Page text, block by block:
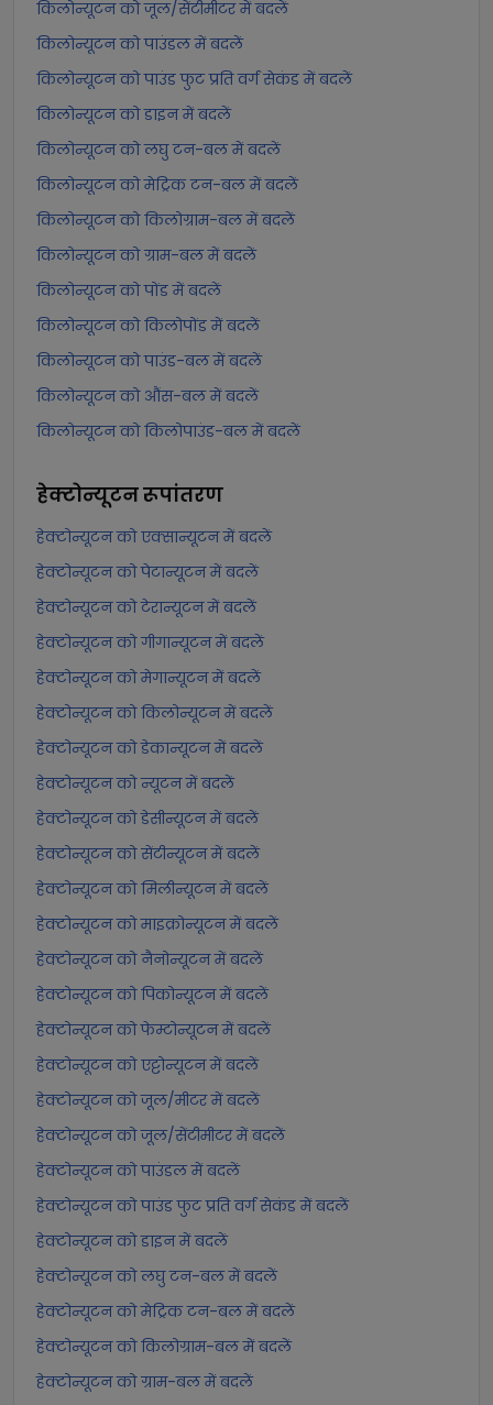
किलोन्यूटन को जूल/सेंटीमीटर में बदलें
किलोन्यूटन को पाउंडल में बदलें
किलोन्यूटन को पाउंड फुट प्रति वर्ग सेकंड में बदलें
किलोन्यूटन को डाइन में बदलें
किलोन्यूटन को लघु टन-बल में बदलें
किलोन्यूटन को मेट्रिक टन-बल में बदलें
किलोन्यूटन को किलोग्राम-बल में बदलें
किलोन्यूटन को ग्राम-बल में बदलें
किलोन्यूटन को पोंड में बदलें
किलोन्यूटन को किलोपोंड में बदलें
किलोन्यूटन को पाउंड-बल में बदलें
किलोन्यूटन को औंस-बल में बदलें
किलोन्यूटन को किलोपाउंड-बल में बदलें
हेक्टोन्यूटनरूपांतरण
हेक्टोन्यूटन को एक्सान्यूटन में बदलें
हेक्टोन्यूटन को पेटान्यूटन में बदलें
हेक्टोन्यूटन को टेरान्यूटन में बदलें
हेक्टोन्यूटन को गीगान्यूटन में बदलें
हेक्टोन्यूटन को मेगान्यूटन में बदलें
हेक्टोन्यूटन को किलोन्यूटन में बदलें
हेक्टोन्यूटन को डेकान्यूटन में बदलें
हेक्टोन्यूटन को न्यूटन में बदलें
हेक्टोन्यूटन को डेसीन्यूटन में बदलें
हेक्टोन्यूटन को सेंटीन्यूटन में बदलें
हेक्टोन्यूटन को मिलीन्यूटन में बदलें
हेक्टोन्यूटन को माइक्रोन्यूटन में बदलें
हेक्टोन्यूटन को नैनोन्यूटन में बदलें
हेक्टोन्यूटन को पिकोन्यूटन में बदलें
हेक्टोन्यूटन को फेम्टोन्यूटन में बदलें
हेक्टोन्यूटन को एट्टोन्यूटन में बदलें
हेक्टोन्यूटन को जूल/मीटर में बदलें
हेक्टोन्यूटन को जूल/सेंटीमीटर में बदलें
हेक्टोन्यूटन को पाउंडल में बदलें
हेक्टोन्यूटन को पाउंड फुट प्रति वर्ग सेकंड में बदलें
हेक्टोन्यूटन को डाइन में बदलें
हेक्टोन्यूटन को लघु टन-बल में बदलें
हेक्टोन्यूटन को मेट्रिक टन-बल में बदलें
हेक्टोन्यूटन को किलोग्राम-बल में बदलें
हेक्टोन्यूटन को ग्राम-बल में बदलें